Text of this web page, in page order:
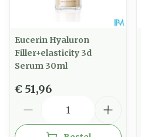
Eucerin Hyaluron
Filler+elasticity 3d
Serum 30ml
€ 51,96